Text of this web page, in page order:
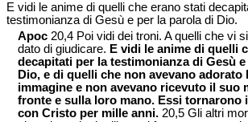
E vidi le anime di quelli che erano stati
testimonianza di Gesù e per la parola di Dio.
Apoc 20,4 Poi vidi dei troni. A quelli che vi
dato di giudicare. E vidi le anime di quelli
decapitati per la testimonianza di Gesù
Dio, e di quelli che non avevano adorato
immagine e non avevano ricevuto il suo
fronte e sulla loro mano. Essi tornarono
con Cristo per mille anni. 20,5 Gli altri